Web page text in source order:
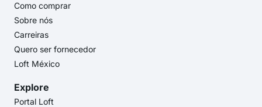
Como comprar
Sobre nós
Carreiras
Quero ser fornecedor
Loft México
Explore
Portal Loft